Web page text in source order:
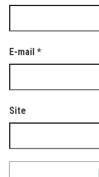
E-mail *
Site